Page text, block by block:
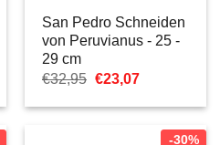
San Pedro Schneiden
von Peruvianus - 25 -
29 cm
€32,95 Ursprünglicher
war:
€23,07Aktueller
ist:
-30%